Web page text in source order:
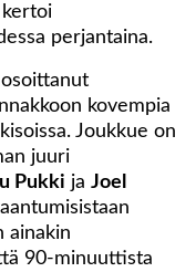
kertoi
perjantaina.
kovempia
Joukkue on
juuri
Pukki ja Joel
ainakin
90-minuuttista